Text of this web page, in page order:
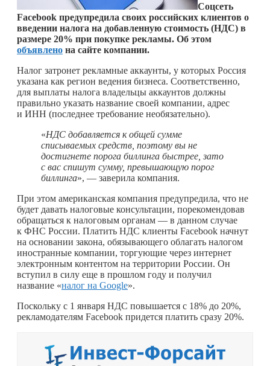
Соцсеть
Facebook предупредила своих российских клиентов о
введении налога на добавленную стоимость (НДС) в
размере 20% при покупке рекламы. Об этом
объявлено на сайте компании.
Налог затронет рекламные аккаунты, у которых Россия
указана как регион ведения бизнеса. Соответственно,
для выплаты налога владельцы аккаунтов должны
правильно указать название своей компании, адрес
и ИНН (последнее требование необязательно).
«НДС добавляется к общей сумме
списываемых средств, поэтому вы не
достигнете порога биллинга быстрее, зато
с вас спишут сумму, превышающую порог
биллинга», — заверила компания.
При этом американская компания предупредила, что не
будет давать налоговые консультации, порекомендовав
обращаться к налоговым органам — в данном случае
к ФНС России. Платить НДС клиенты Facebook начнут
на основании закона, обязывающего облагать налогом
иностранные компании, торгующие через интернет
электронным контентом на территории России. Он
вступил в силу еще в прошлом году и получил
название «налог на Google».
Поскольку с 1 января НДС повышается с 18% до 20%,
рекламодателям Facebook придется платить сразу 20%.